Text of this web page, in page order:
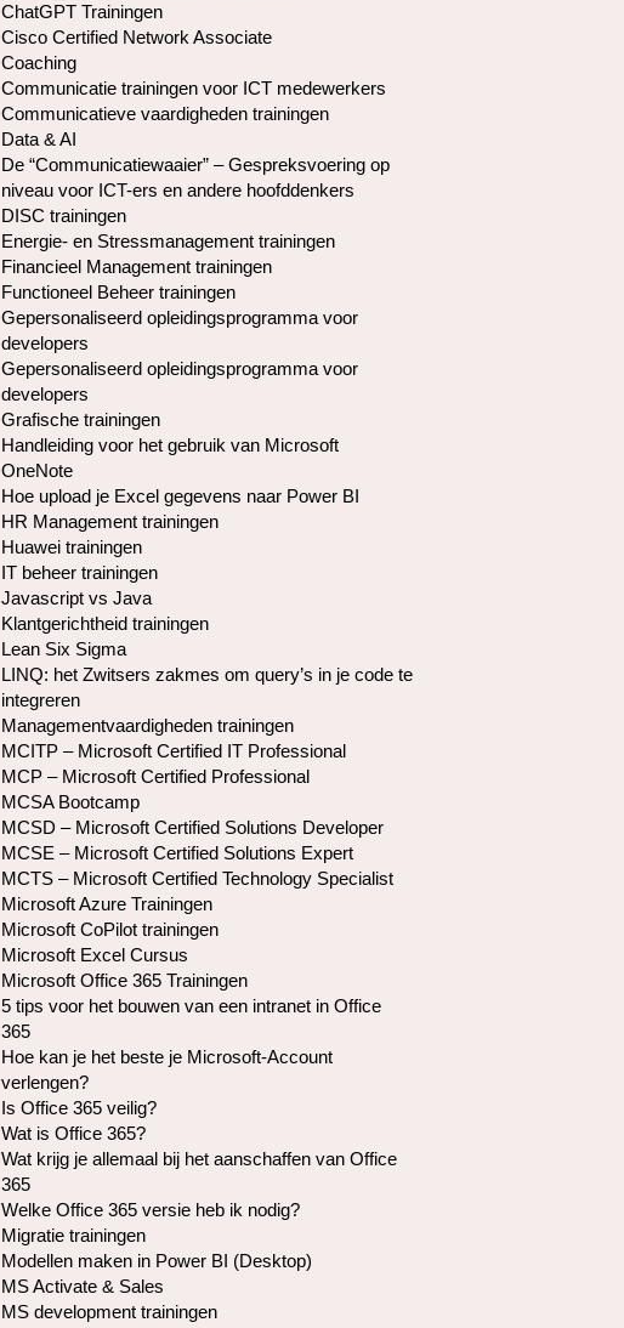
ChatGPT Trainingen
Cisco Certified Network Associate
Coaching
Communicatie trainingen voor ICT medewerkers
Communicatieve vaardigheden trainingen
Data & AI
De “Communicatiewaaier” – Gespreksvoering op
niveau voor ICT-ers en andere hoofddenkers
DISC trainingen
Energie- en Stressmanagement trainingen
Financieel Management trainingen
Functioneel Beheer trainingen
Gepersonaliseerd opleidingsprogramma voor
developers
Gepersonaliseerd opleidingsprogramma voor
developers
Grafische trainingen
Handleiding voor het gebruik van Microsoft
OneNote
Hoe upload je Excel gegevens naar Power BI
HR Management trainingen
Huawei trainingen
IT beheer trainingen
Javascript vs Java
Klantgerichtheid trainingen
Lean Six Sigma
LINQ: het Zwitsers zakmes om query’s in je code te
integreren
Managementvaardigheden trainingen
MCITP – Microsoft Certified IT Professional
MCP – Microsoft Certified Professional
MCSA Bootcamp
MCSD – Microsoft Certified Solutions Developer
MCSE – Microsoft Certified Solutions Expert
MCTS – Microsoft Certified Technology Specialist
Microsoft Azure Trainingen
Microsoft CoPilot trainingen
Microsoft Excel Cursus
Microsoft Office 365 Trainingen
5 tips voor het bouwen van een intranet in Office
365
Hoe kan je het beste je Microsoft-Account
verlengen?
Is Office 365 veilig?
Wat is Office 365?
Wat krijg je allemaal bij het aanschaffen van Office
365
Welke Office 365 versie heb ik nodig?
Migratie trainingen
Modellen maken in Power BI (Desktop)
MS Activate & Sales
MS development trainingen